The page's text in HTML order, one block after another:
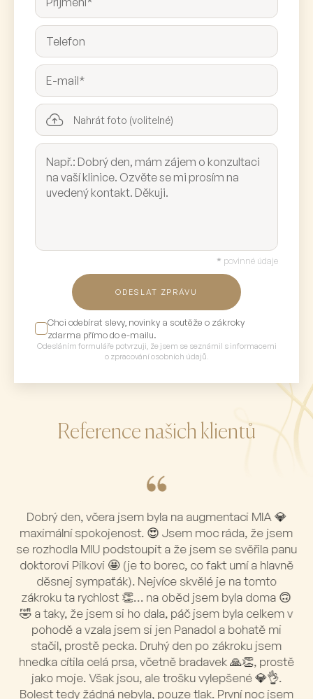
Nahrát foto (volitelné)
* povinné údaje
ODESLAT ZPRÁVU
Chci odebírat slevy, novinky a soutěže o zákroky
zdarma přímo do e-mailu.
Odesláním formuláře potvrzuji, že jsem se seznámil s informacemi
o zpracování osobních údajů.
Reference našich klientů
Dobrý den, včera jsem byla na augmentaci MIA 💎
maximální spokojenost. 😍 Jsem moc ráda, že jsem
se rozhodla MIU podstoupit a že jsem se svěřila panu
doktorovi Pilkovi 🤩 (je to borec, co fakt umí a hlavně
děsnej sympaťák). Nejvíce skvělé je na tomto
zákroku ta rychlost 👏… na oběd jsem byla doma 🙃
🤣 a taky, že jsem si ho dala, páč jsem byla celkem v
pohodě a vzala jsem si jen Panadol a bohatě mi
stačil, prostě pecka. Druhý den po zákroku jsem
hnedka cítila celá prsa, včetně bradavek 🙏👏, prostě
jako moje. Však jsou, ale trošku vylepšené 💎👌.
Bolest tedy žádná nebyla, pouze tlak. První noc jsem